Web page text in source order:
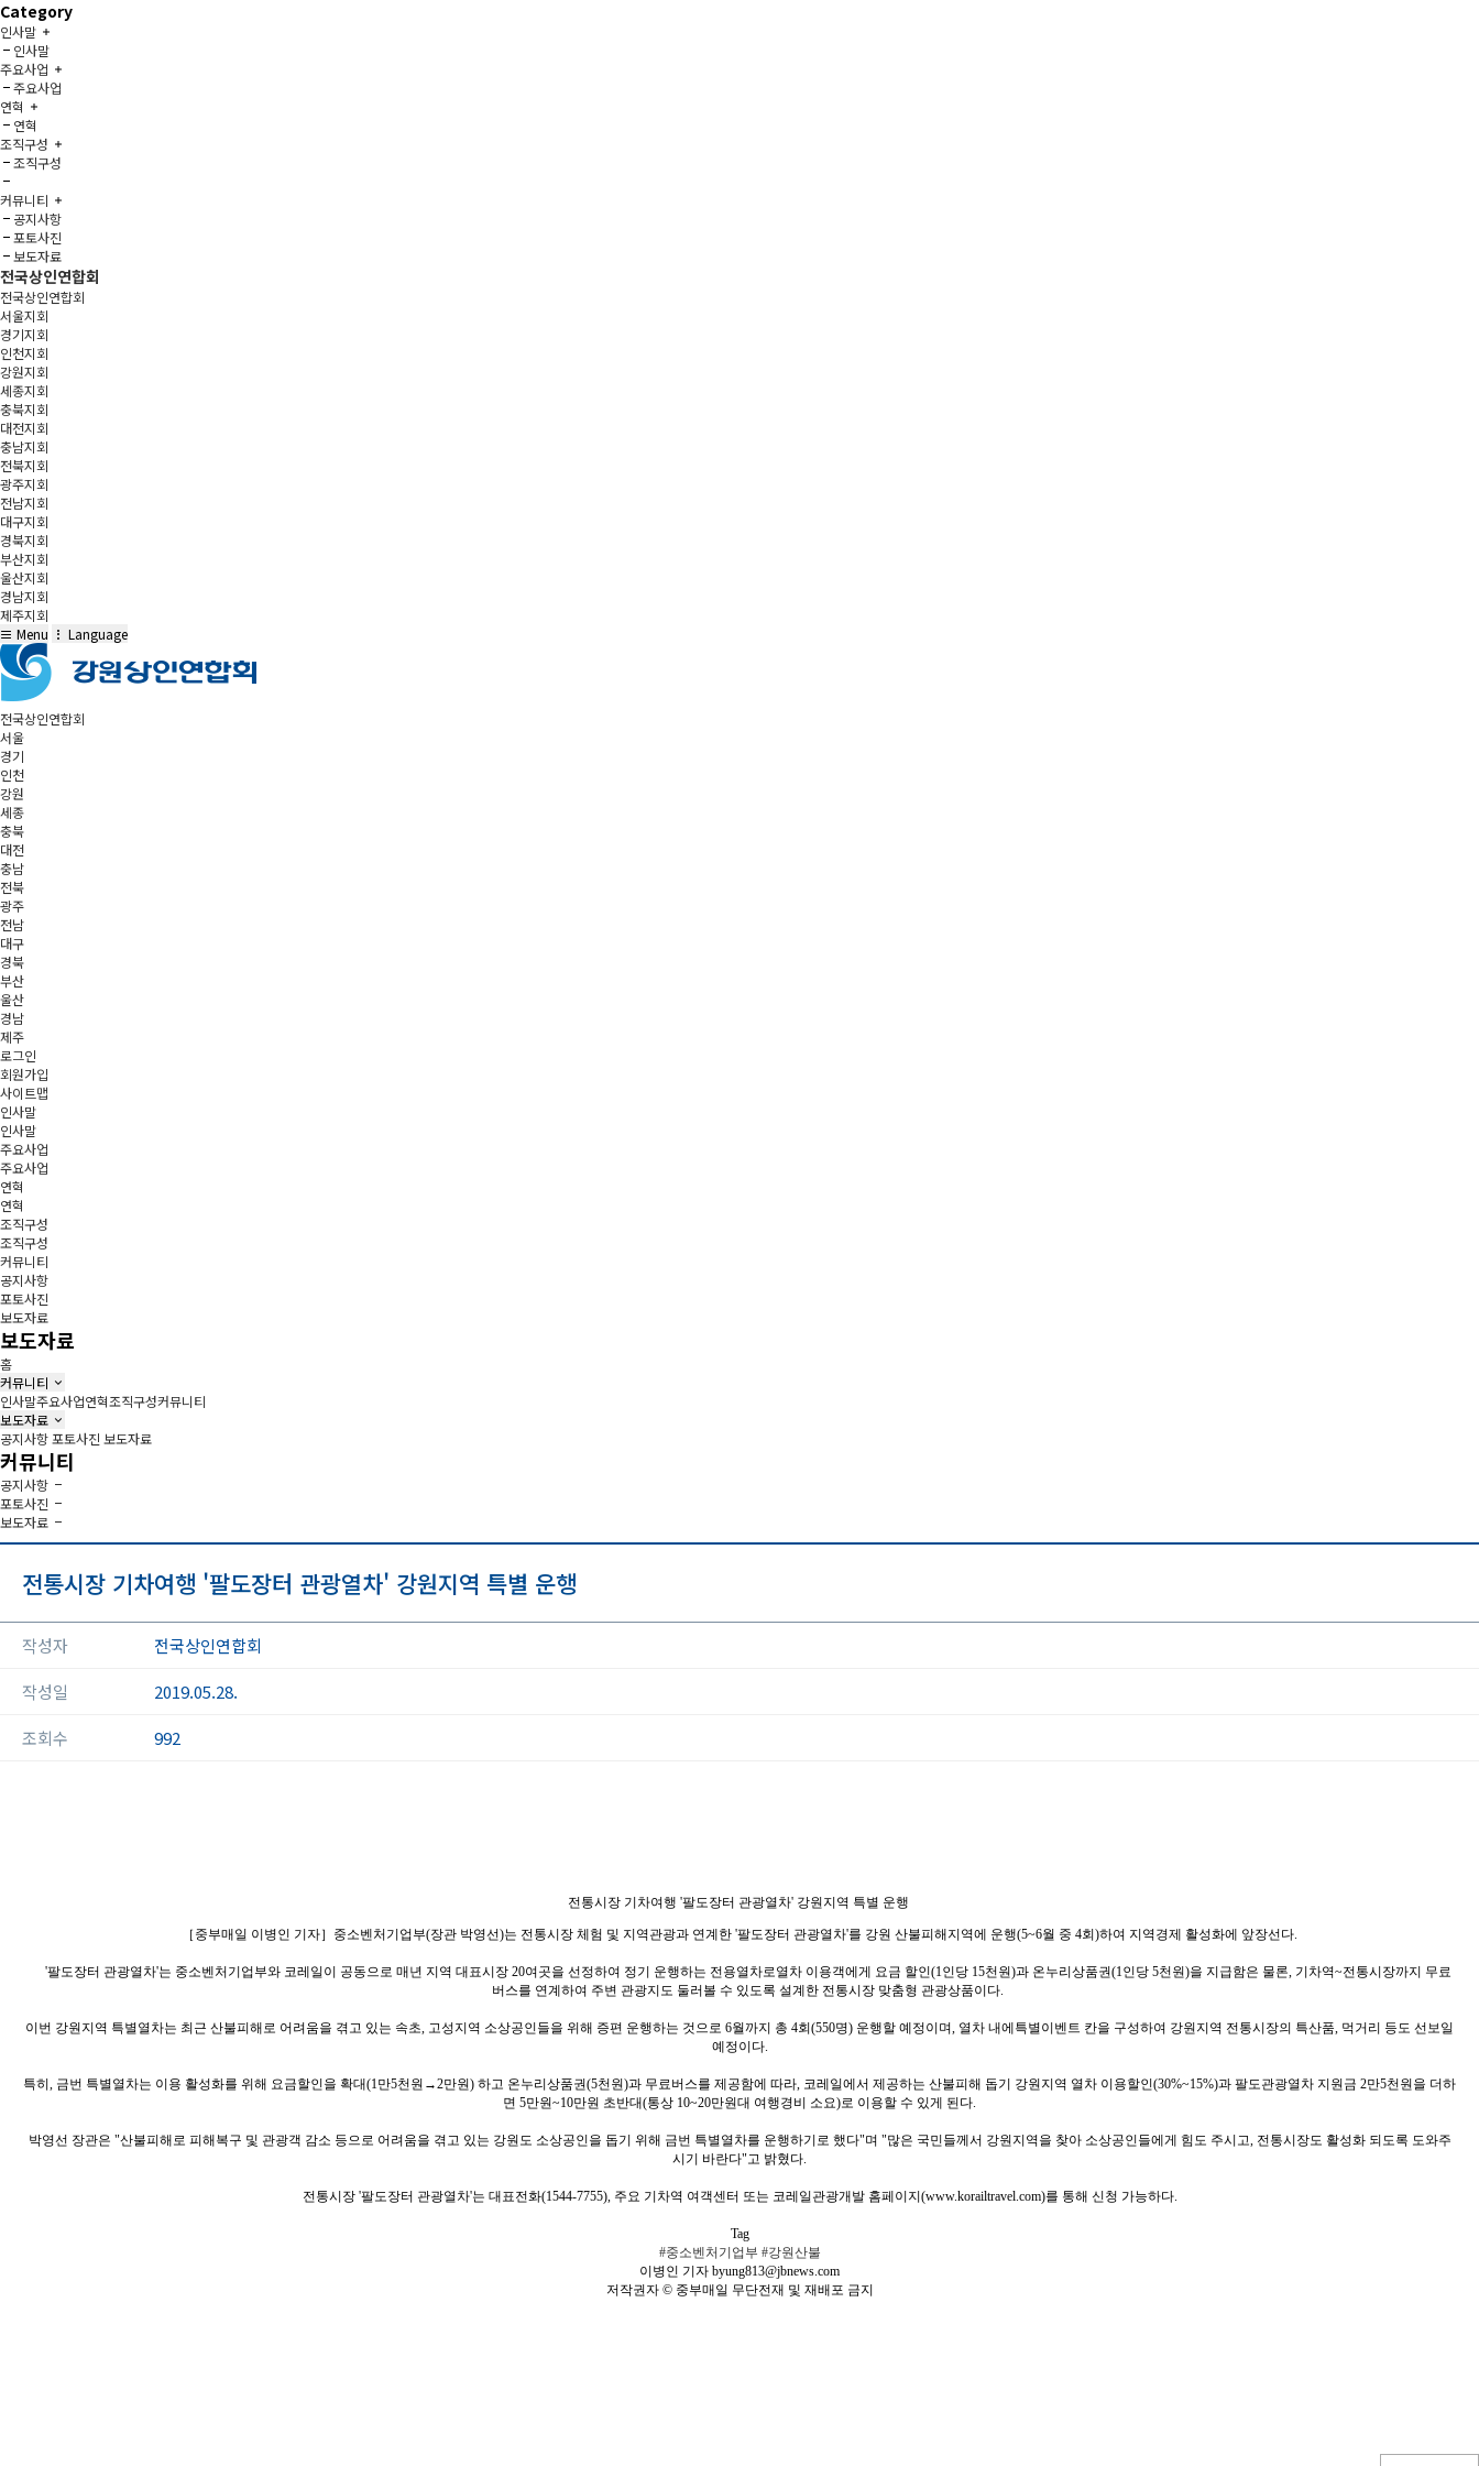
Category
인사말
인사말
주요사업
주요사업
연혁
연혁
조직구성
조직구성
커뮤니티
공지사항
포토사진
보도자료
전국상인연합회
전국상인연합회
서울지회
경기지회
인천지회
강원지회
세종지회
충북지회
대전지회
충남지회
전북지회
광주지회
전남지회
대구지회
경북지회
부산지회
울산지회
경남지회
제주지회
Menu
Language
전국상인연합회
서울
경기
인천
강원
세종
충북
대전
충남
전북
광주
전남
대구
경북
부산
울산
경남
제주
로그인
회원가입
사이트맵
인사말
인사말
주요사업
주요사업
연혁
연혁
조직구성
조직구성
커뮤니티
공지사항
포토사진
보도자료
보도자료
홈
커뮤니티
인사말주요사업연혁조직구성커뮤니티
보도자료
공지사항포토사진 보도자료
커뮤니티
공지사항
포토사진
보도자료
전통시장 기차여행 '팔도장터 관광열차' 강원지역 특별 운행
작성자
전국상인연합회
작성일
2019.05.28.
조회수
992
전통시장 기차여행 '팔도장터 관광열차' 강원지역 특별 운행
［중부매일 이병인 기자］중소벤처기업부(장관 박영선)는 전통시장 체험 및 지역관광과 연계한 '팔도장터 관광열차'를 강원 산불피해지역에 운행(5~6월 중 4회)하여 지역경제 활성화에 앞장선다.
'팔도장터 관광열차'는 중소벤처기업부와 코레일이 공동으로 매년 지역 대표시장 20여곳을 선정하여 정기 운행하는 전용열차로열차 이용객에게 요금 할인(1인당 15천원)과 온누리상품권(1인당 5천원)을 지급함은 물론, 기차역~전통시장까지 무료
버스를 연계하여 주변 관광지도 둘러볼 수 있도록 설계한 전통시장 맞춤형 관광상품이다.
이번 강원지역 특별열차는 최근 산불피해로 어려움을 겪고 있는 속초, 고성지역 소상공인들을 위해 증편 운행하는 것으로 6월까지 총 4회(550명) 운행할 예정이며, 열차 내에특별이벤트 칸을 구성하여 강원지역 전통시장의 특산품, 먹거리 등도 선보일
예정이다.
특히, 금번 특별열차는 이용 활성화를 위해 요금할인을 확대(1만5천원→2만원) 하고 온누리상품권(5천원)과 무료버스를 제공함에 따라, 코레일에서 제공하는 산불피해 돕기 강원지역 열차 이용할인(30%~15%)과 팔도관광열차 지원금 2만5천원을 더하
면 5만원~10만원 초반대(통상 10~20만원대 여행경비 소요)로 이용할 수 있게 된다.
박영선 장관은 "산불피해로 피해복구 및 관광객 감소 등으로 어려움을 겪고 있는 강원도 소상공인을 돕기 위해 금번 특별열차를 운행하기로 했다"며 "많은 국민들께서 강원지역을 찾아 소상공인들에게 힘도 주시고, 전통시장도 활성화 되도록 도와주
시기 바란다"고 밝혔다.
전통시장 '팔도장터 관광열차'는 대표전화(1544-7755), 주요 기차역 여객센터 또는 코레일관광개발 홈페이지(www.korailtravel.com)를 통해 신청 가능하다.
Tag
#중소벤처기업부 #강원산불
이병인 기자 byung813@jbnews.com
저작권자 © 중부매일 무단전재 및 재배포 금지